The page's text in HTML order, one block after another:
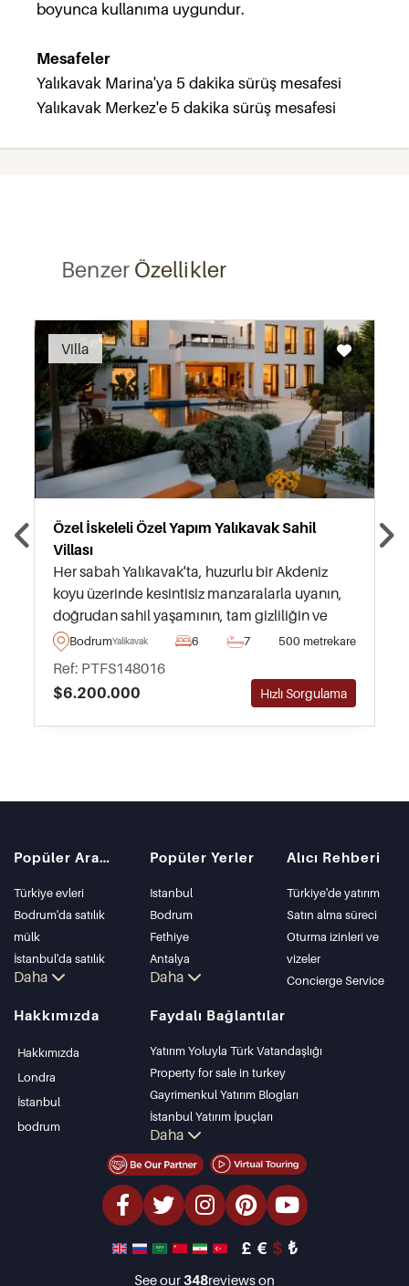
boyunca kullanıma uygundur.
Mesafeler
Yalıkavak Marina'ya 5 dakika sürüş mesafesi
Yalıkavak Merkez'e 5 dakika sürüş mesafesi
BenzerÖzellikler
Villa
Recommended
Özel İskeleli Özel Yapım Yalıkavak Sahil
Villası
Her sabah Yalıkavak'ta, huzurlu bir Akdeniz
koyu üzerinde kesintisiz manzaralarla uyanın,
doğrudan sahil yaşamının, tam gizliliğin ve
Bodrum'un en seçkin adreslerinden birinin
keyfini çıkarın.
BodrumYalikavak 6 7 500 metrekare
Ref: PTFS148016
$6.200.000
Hızlı Sorgulama
Popüler Aramalar
Türkiye evleri
Bodrum'da satılık
mülk
İstanbul'da satılık
daire
Bodrum Villası
Antalya'da satılık
Daha
Popüler Yerler
Istanbul
Bodrum
Fethiye
Antalya
Kalkan
Kas
Bursa
Gocek
Side
Kemer
Dalyan
Izmir
Belek
Daha
Alıcı Rehberi
Türkiye'de yatırım
Satın alma süreci
Oturma izinleri ve
vizeler
Concierge Service
Hakkımızda
Hakkımızda
Londra
İstanbul
bodrum
Faydalı Bağlantılar
Yatırım Yoluyla Türk Vatandaşlığı
Property for sale in turkey
Gayrimenkul Yatırım Blogları
İstanbul Yatırım İpuçları
PropertyTurkey TV
İstanbul Yatırım Gayrimenkulleri
Mülkünüzü Satmak
Uygun Fiyatlı Emlaklar
Denize Sıfır Tesisler
lüks Özellikler
Daha
£ € $ ₺
See our348reviews on